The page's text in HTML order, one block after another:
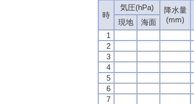
時
気圧(hPa)
降水量
(mm)
現地 海面
1
2
3
4
5
6
7